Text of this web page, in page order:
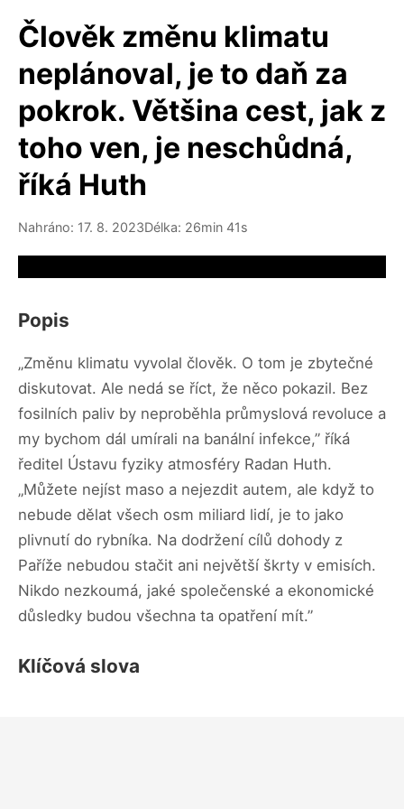
Člověk změnu klimatu
neplánoval, je to daň za
pokrok. Většina cest, jak z
toho ven, je neschůdná,
říká Huth
Nahráno: 17. 8. 2023Délka: 26min 41s
Popis
„Změnu klimatu vyvolal člověk. O tom je zbytečné
diskutovat. Ale nedá se říct, že něco pokazil. Bez
fosilních paliv by neproběhla průmyslová revoluce a
my bychom dál umírali na banální infekce,” říká
ředitel Ústavu fyziky atmosféry Radan Huth.
„Můžete nejíst maso a nejezdit autem, ale když to
nebude dělat všech osm miliard lidí, je to jako
plivnutí do rybníka. Na dodržení cílů dohody z
Paříže nebudou stačit ani největší škrty v emisích.
Nikdo nezkoumá, jaké společenské a ekonomické
důsledky budou všechna ta opatření mít.”
Klíčová slova